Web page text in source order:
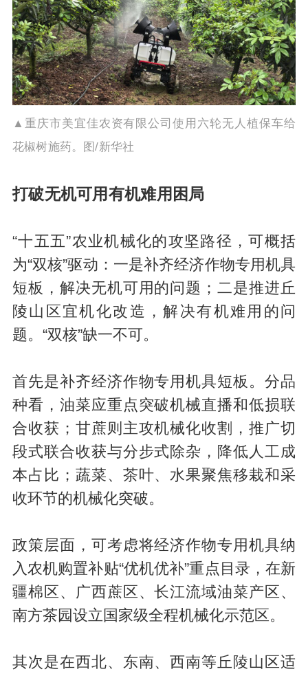
▲重庆市美宜佳农资有限公司使用六轮无人植保车给
花椒树施药。图/新华社
打破无机可用有机难用困局
“十五五”农业机械化的攻坚路径，可概括
为“双核”驱动：一是补齐经济作物专用机具
短板，解决无机可用的问题；二是推进丘
陵山区宜机化改造，解决有机难用的问
题。“双核”缺一不可。
首先是补齐经济作物专用机具短板。分品
种看，油菜应重点突破机械直播和低损联
合收获；甘蔗则主攻机械化收割，推广切
段式联合收获与分步式除杂，降低人工成
本占比；蔬菜、茶叶、水果聚焦移栽和采
收环节的机械化突破。
政策层面，可考虑将经济作物专用机具纳
入农机购置补贴“优机优补”重点目录，在新
疆棉区、广西蔗区、长江流域油菜产区、
南方茶园设立国家级全程机械化示范区。
其次是在西北、东南、西南等丘陵山区适